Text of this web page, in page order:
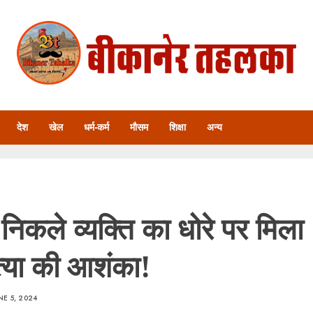
देश खेल धर्म-कर्म मौसम शिक्षा अन्य
व्यक्ति का धोरे पर मिला
की आशंका!
5, 2024